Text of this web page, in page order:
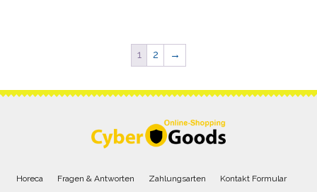
1 2 →
Horeca Fragen & Antworten Zahlungsarten
Kontakt Formular